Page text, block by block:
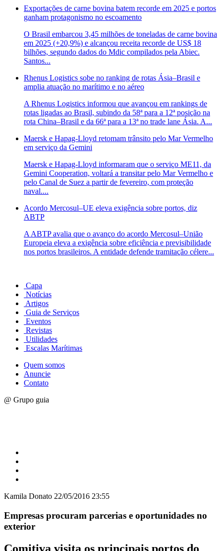
Exportações de carne bovina batem recorde em 2025 e portos
ganham protagonismo no escoamento
O Brasil embarcou 3,45 milhões de toneladas de carne bovina
em 2025 (+20,9%) e alcançou receita recorde de US$ 18
bilhões, segundo dados do Mdic compilados pela Abiec.
Santos...
Rhenus Logistics sobe no ranking de rotas Ásia–Brasil e
amplia atuação no marítimo e no aéreo
A Rhenus Logistics informou que avançou em rankings de
rotas ligadas ao Brasil, subindo da 58ª para a 12ª posição na
rota China–Brasil e da 66ª para a 13ª no trade lane Ásia. A...
Maersk e Hapag-Lloyd retomam trânsito pelo Mar Vermelho
em serviço da Gemini
Maersk e Hapag-Lloyd informaram que o serviço ME11, da
Gemini Cooperation, voltará a transitar pelo Mar Vermelho e
pelo Canal de Suez a partir de fevereiro, com proteção
naval....
Acordo Mercosul–UE eleva exigência sobre portos, diz
ABTP
A ABTP avalia que o avanço do acordo Mercosul–União
Europeia eleva a exigência sobre eficiência e previsibilidade
nos portos brasileiros. A entidade defende tramitação célere...
Capa
Notícias
Artigos
Guia de Serviços
Eventos
Revistas
Utilidades
Escalas Marítimas
Quem somos
Anuncie
Contato
@ Grupo guia
Kamila Donato 22/05/2016 23:55
Empresas procuram parcerias e oportunidades no
exterior
Comitiva visita os principais portos do